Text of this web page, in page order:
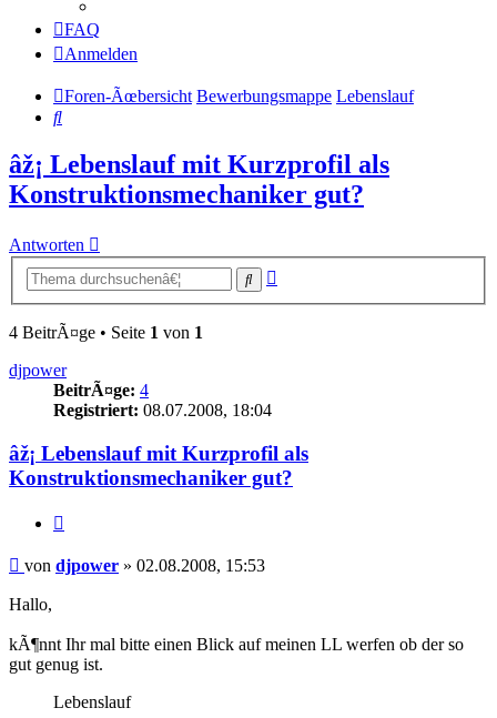
FAQ
Anmelden
Foren-Ãœbersicht Bewerbungsmappe Lebenslauf
Suche
âž¡ Lebenslauf mit Kurzprofil als
Konstruktionsmechaniker gut?
Antworten
Suche
4 BeitrÃ¤ge • Seite 1 von 1
djpower
BeitrÃ¤ge: 4
Registriert: 08.07.2008, 18:04
âž¡ Lebenslauf mit Kurzprofil als
Konstruktionsmechaniker gut?
Beitrag
von djpower » 02.08.2008, 15:53
Hallo,
kÃ¶nnt Ihr mal bitte einen Blick auf meinen LL werfen ob der so
gut genug ist.
Lebenslauf